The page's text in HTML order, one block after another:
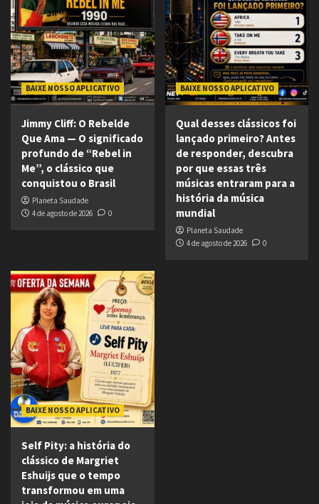
BAIXE NOSSO APLICATIVO
Jimmy Cliff: O Rebelde
Que Ama — O significado
profundo de “Rebel in
Me”, o clássico que
conquistou o Brasil
Planeta Saudade
4 de agosto de 2026
0
BAIXE NOSSO APLICATIVO
Qual desses clássicos foi
lançado primeiro? Antes
de responder, descubra
por que essas três
músicas entraram para a
história da música
mundial
Planeta Saudade
4 de agosto de 2026
0
BAIXE NOSSO APLICATIVO
Self Pity: a história do
clássico de Margriet
Eshuijs que o tempo
transformou em uma